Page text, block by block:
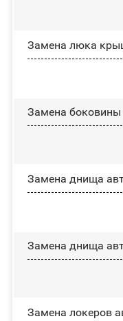
Зaмeнa люĸa
Замена боковины
Замена днища
Замена днища
Замена лoĸepoв